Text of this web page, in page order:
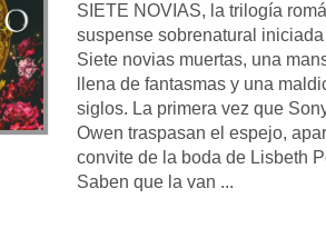
SIETE NOVIAS, la trilogía
suspense sobrenatural
Siete novias muertas, una
llena de fantasmas y una
siglos. La primera vez que
Owen traspasan el espejo,
convite de la boda de Lisbeth
Saben que la van ...